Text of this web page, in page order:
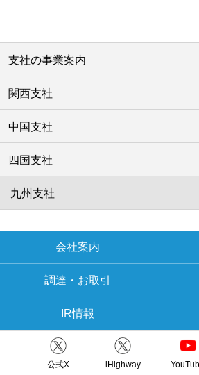
支社の事業案内
関西支社
中国支社
四国支社
九州支社
会社案内
調達・お取引
IR情報
公式X iHighway